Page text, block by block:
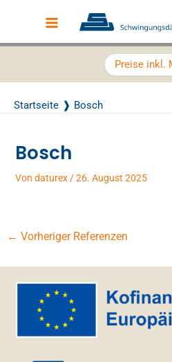
Main Menu
Preise inkl.
Startseite Bosch
Bosch
Von daturex /26. August 2025
← Vorheriger Referenzen